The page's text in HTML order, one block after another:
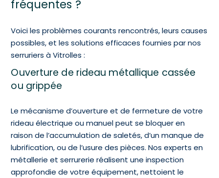
fréquentes ?
Voici les problèmes courants rencontrés, leurs causes
possibles, et les solutions efficaces fournies par nos
serruriers à Vitrolles :
Ouverture de rideau métallique cassée
ou grippée
Le mécanisme d’ouverture et de fermeture de votre
rideau électrique ou manuel peut se bloquer en
raison de l’accumulation de saletés, d’un manque de
lubrification, ou de l’usure des pièces. Nos experts en
métallerie et serrurerie réalisent une inspection
approfondie de votre équipement, nettoient le